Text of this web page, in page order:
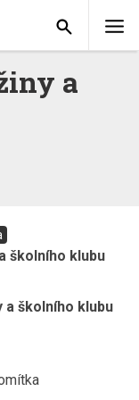
a
školního klubu
a školního klubu